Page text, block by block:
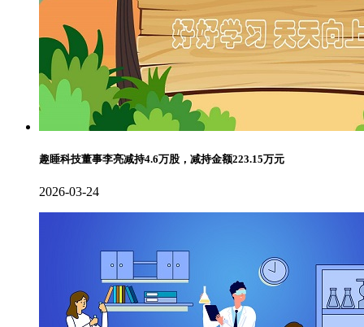
趣睡科技董事李亮减持4.6万股，减持金额223.15万元
2026-03-24